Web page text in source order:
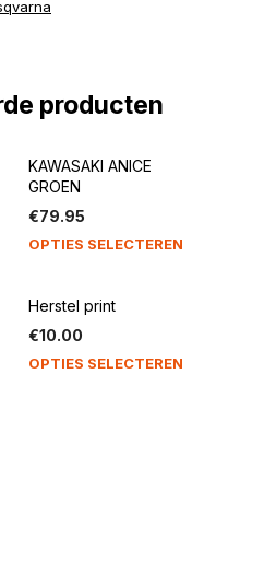
producten
KAWASAKI ANICE
GROEN
€79.95
OPTIES SELECTEREN
Herstel print
€10.00
OPTIES SELECTEREN